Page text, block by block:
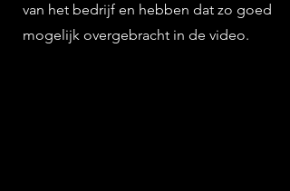
van het bedrijf en hebben dat zo goed
mogelijk overgebracht in de video.